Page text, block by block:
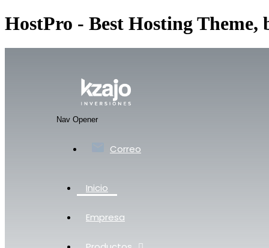
HostPro - Best Hosting Theme,
Nav Opener
Correo
Inicio
Empresa